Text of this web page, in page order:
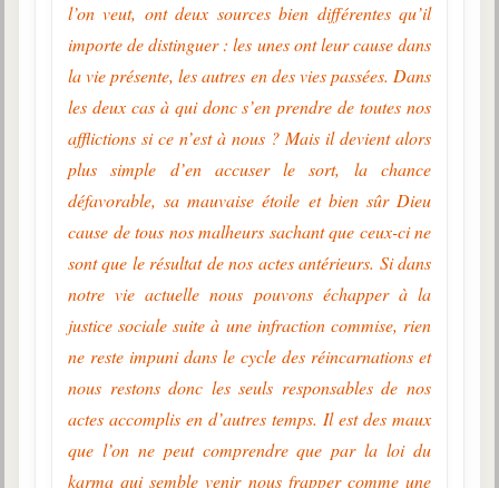
l’on veut, ont deux sources bien différentes qu’il
importe de distinguer : les unes ont leur cause dans
la vie présente, les autres en des vies passées. Dans
les deux cas à qui donc s’en prendre de toutes nos
afflictions si ce n’est à nous ? Mais il devient alors
plus simple d’en accuser le sort, la chance
défavorable, sa mauvaise étoile et bien sûr Dieu
cause de tous nos malheurs sachant que ceux-ci ne
sont que le résultat de nos actes antérieurs. Si dans
notre vie actuelle nous pouvons échapper à la
justice sociale suite à une infraction commise, rien
ne reste impuni dans le cycle des réincarnations et
nous restons donc les seuls responsables de nos
actes accomplis en d’autres temps. Il est des maux
que l’on ne peut comprendre que par la loi du
karma qui semble venir nous frapper comme une